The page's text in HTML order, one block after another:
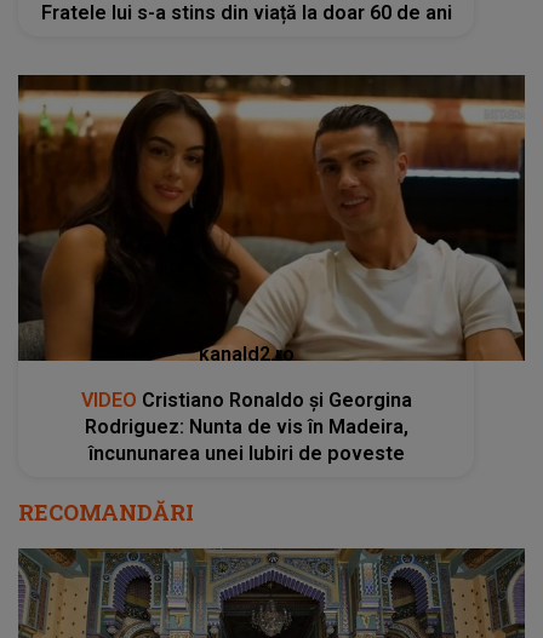
Fratele lui s-a stins din viață la doar 60 de ani
kanald2.ro
VIDEO Cristiano Ronaldo și Georgina
Rodriguez: Nunta de vis în Madeira,
încununarea unei Iubiri de poveste
RECOMANDĂRI